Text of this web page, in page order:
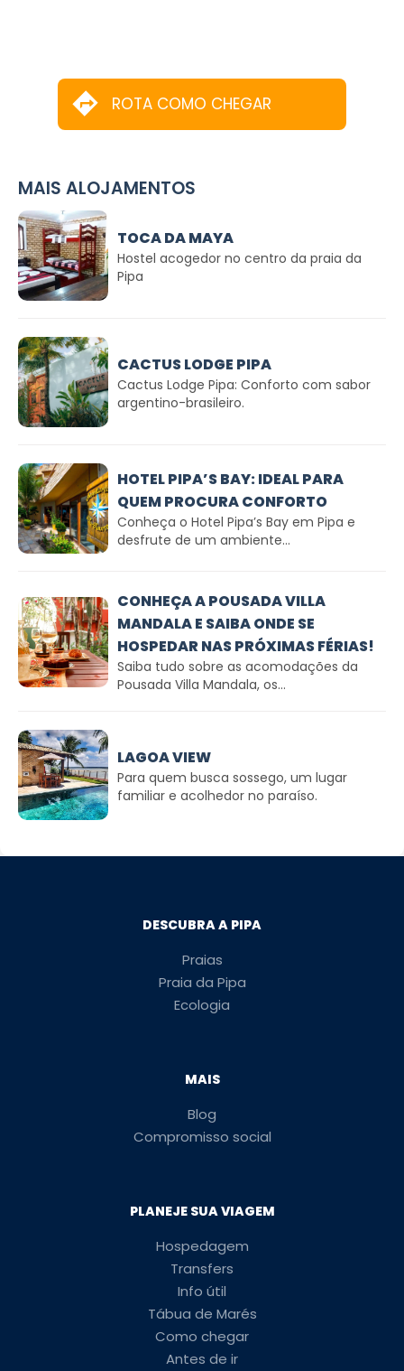
ROTA COMO CHEGAR
MAIS ALOJAMENTOS
TOCA DA MAYA
Hostel acogedor no centro da praia da
Pipa
CACTUS LODGE PIPA
Cactus Lodge Pipa: Conforto com sabor
argentino-brasileiro.
HOTEL PIPA’S BAY: IDEAL PARA
QUEM PROCURA CONFORTO
Conheça o Hotel Pipa’s Bay em Pipa e
desfrute de um ambiente...
CONHEÇA A POUSADA VILLA
MANDALA E SAIBA ONDE SE
HOSPEDAR NAS PRÓXIMAS FÉRIAS!
Saiba tudo sobre as acomodações da
Pousada Villa Mandala, os...
LAGOA VIEW
Para quem busca sossego, um lugar
familiar e acolhedor no paraíso.
DESCUBRA A PIPA
Praias
Praia da Pipa
Ecologia
MAIS
Blog
Compromisso social
PLANEJE SUA VIAGEM
Hospedagem
Transfers
Info útil
Tábua de Marés
Como chegar
Antes de ir